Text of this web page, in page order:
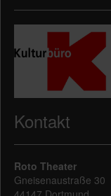
Kontakt
Roto Theater
Gneisenaustraße 30